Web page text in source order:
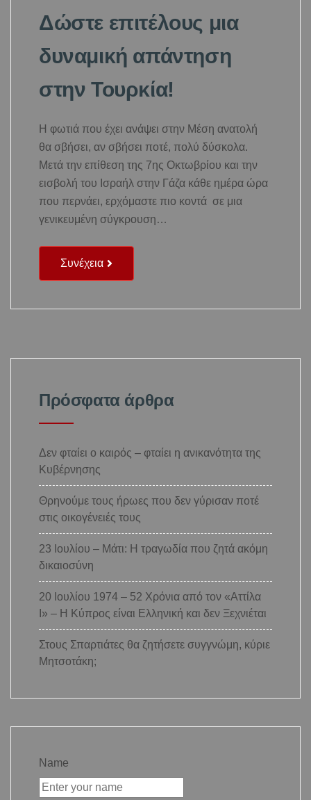
Δώστε επιτέλους μια
δυναμική απάντηση
στην Τουρκία!
Η φωτιά που έχει ανάψει στην Μέση ανατολή
θα σβήσει, αν σβήσει ποτέ, πολύ δύσκολα.
Μετά την επίθεση της 7ης Οκτωβρίου και την
εισβολή του Ισραήλ στην Γάζα κάθε ημέρα ώρα
που περνάει, ερχόμαστε πιο κοντά σε μια
γενικευμένη σύγκρουση…
Συνέχεια
Πρόσφατα άρθρα
Δεν φταίει ο καιρός – φταίει η ανικανότητα της
Κυβέρνησης
Θρηνούμε τους ήρωες που δεν γύρισαν ποτέ
στις οικογένειές τους
23 Ιουλίου – Μάτι: Η τραγωδία που ζητά ακόμη
δικαιοσύνη
20 Ιουλίου 1974 – 52 Χρόνια από τον «Αττίλα
Ι» – Η Κύπρος είναι Ελληνική και δεν Ξεχνιέται
Στους Σπαρτιάτες θα ζητήσετε συγγνώμη, κύριε
Μητσοτάκη;
Name